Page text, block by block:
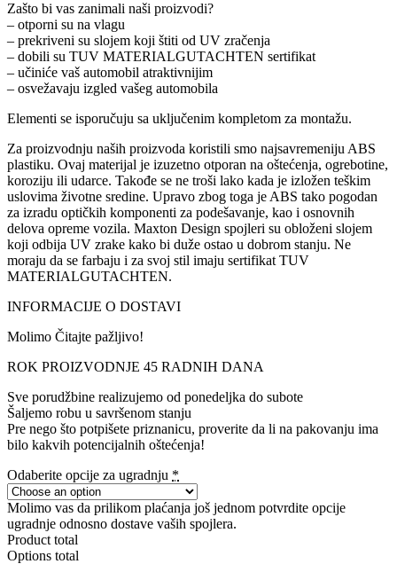
Zašto bi vas zanimali naši proizvodi?
– otporni su na vlagu
– prekriveni su slojem koji štiti od UV zračenja
– dobili su TUV MATERIALGUTACHTEN sertifikat
– učiniće vaš automobil atraktivnijim
– osvežavaju izgled vašeg automobila
Elementi se isporučuju sa uključenim kompletom za montažu.
Za proizvodnju naših proizvoda koristili smo najsavremeniju ABS
plastiku. Ovaj materijal je izuzetno otporan na oštećenja, ogrebotine,
koroziju ili udarce. Takođe se ne troši lako kada je izložen teškim
uslovima životne sredine. Upravo zbog toga je ABS tako pogodan
za izradu optičkih komponenti za podešavanje, kao i osnovnih
delova opreme vozila. Maxton Design spojleri su obloženi slojem
koji odbija UV zrake kako bi duže ostao u dobrom stanju. Ne
moraju da se farbaju i za svoj stil imaju sertifikat TUV
MATERIALGUTACHTEN.
INFORMACIJE O DOSTAVI
Molimo Čitajte pažljivo!
ROK PROIZVODNJE 45 RADNIH DANA
Sve porudžbine realizujemo od ponedeljka do subote
Šaljemo robu u savršenom stanju
Pre nego što potpišete priznanicu, proverite da li na pakovanju ima
bilo kakvih potencijalnih oštećenja!
Odaberite opcije za ugradnju *
Molimo vas da prilikom plaćanja još jednom potvrdite opcije
ugradnje odnosno dostave vaših spojlera.
Product total
Options total